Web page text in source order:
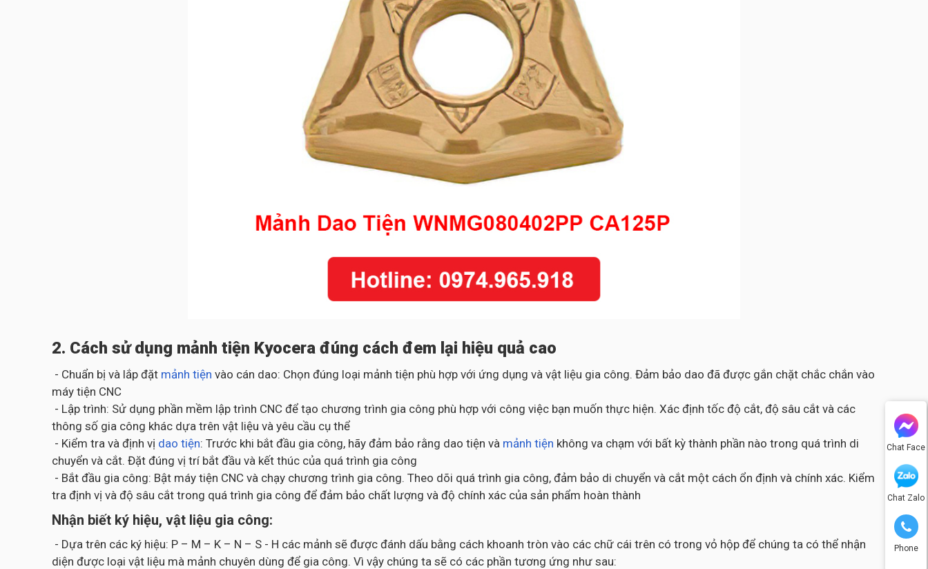
Chat Face
Chat Zalo
Phone
2. Cách sử dụng mảnh tiện Kyocera đúng cách đem lại hiệu quả cao
- Chuẩn bị và lắp đặt mảnh tiện vào cán dao: Chọn đúng loại mảnh tiện phù hợp với ứng dụng và vật liệu gia công. Đảm bảo dao đã được gắn chặt chắc chắn vào
máy tiện CNC
- Lập trình: Sử dụng phần mềm lập trình CNC để tạo chương trình gia công phù hợp với công việc bạn muốn thực hiện. Xác định tốc độ cắt, độ sâu cắt và các
thông số gia công khác dựa trên vật liệu và yêu cầu cụ thể
- Kiểm tra và định vị dao tiện: Trước khi bắt đầu gia công, hãy đảm bảo rằng dao tiện và mảnh tiện không va chạm với bất kỳ thành phần nào trong quá trình di
chuyển và cắt. Đặt đúng vị trí bắt đầu và kết thúc của quá trình gia công
- Bắt đầu gia công: Bật máy tiện CNC và chạy chương trình gia công. Theo dõi quá trình gia công, đảm bảo di chuyển và cắt một cách ổn định và chính xác. Kiểm
tra định vị và độ sâu cắt trong quá trình gia công để đảm bảo chất lượng và độ chính xác của sản phẩm hoàn thành
Nhận biết ký hiệu, vật liệu gia công:
- Dựa trên các ký hiệu: P – M – K – N – S - H các mảnh sẽ được đánh dấu bằng cách khoanh tròn vào các chữ cái trên có trong vỏ hộp để chúng ta có thể nhận
diện được loại vật liệu mà mảnh chuyên dùng để gia công. Vì vậy chúng ta sẽ có các phần tương ứng như sau: